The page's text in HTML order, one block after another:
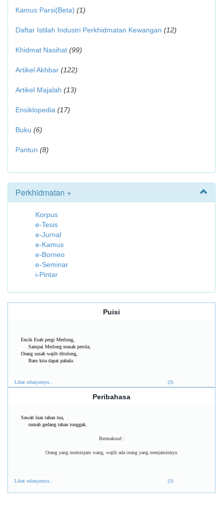
Kamus Parsi(Beta) (1)
Daftar Istilah Industri Perkhidmatan Kewangan (12)
Khidmat Nasihat (99)
Artikel Akhbar (122)
Artikel Majalah (13)
Ensiklopedia (17)
Buku (6)
Pantun (8)
Perkhidmatan +
Korpus
e-Tesis
e-Jurnal
e-Kamus
e-Borneo
e-Seminar
i-Pintar
Puisi
Encik Esah pergi Merlong,
Sampai Merlong masak petola;
Orang susah wajib ditolong,
Baru kita dapat pahala.
Lihat selanjutnya... (3)
Peribahasa
Sawah luas tahan tua,
rumah gedang tahan tonggak.
Bermaksud :
Orang yang meminjam wang, wajib ada orang yang menjaminnya.
Lihat selanjutnya... (3)